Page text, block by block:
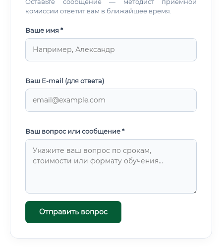
комиссии ответит вам в ближайшее время.
Ваше имя *
Ваш E-mail (для ответа)
Ваш вопрос или сообщение *
Отправить вопрос